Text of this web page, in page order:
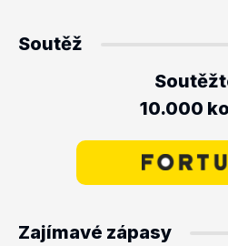
Soutěž
10.000
Zajímavé zápasy